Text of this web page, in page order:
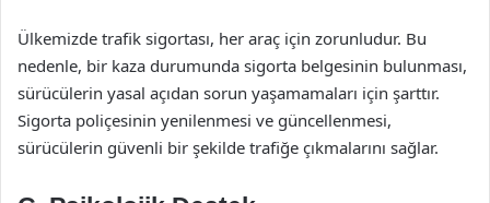
Ülkemizde trafik sigortası, her araç için zorunludur. Bu
nedenle, bir kaza durumunda sigorta belgesinin bulunması,
sürücülerin yasal açıdan sorun yaşamamaları için şarttır.
Sigorta poliçesinin yenilenmesi ve güncellenmesi,
sürücülerin güvenli bir şekilde trafiğe çıkmalarını sağlar.